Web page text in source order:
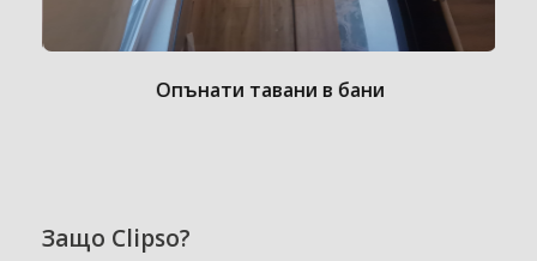
Опънати тавани в бани
Защо Clipso?